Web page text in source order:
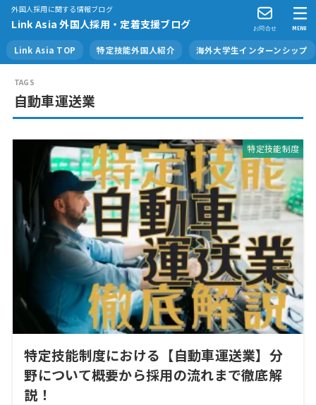
外国人採用に関する情報ブログ
Link Asia 外国人採用・定着支援ブログ
Link Asia TOP 特定技能外国人紹介 海外大学生インターンシップ
お問合せ MENU
自動車運送業
特定技能制度
特定技能制度における【自動車運送業】分
野について概要から採用の流れまで徹底解
説！